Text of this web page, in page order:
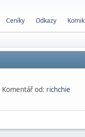
Ceníky Odkazy
Komentář od: richchie